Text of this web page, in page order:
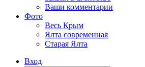
Ваши комментарии
Фото
Весь Крым
Ялта современная
Старая Ялта
Вход